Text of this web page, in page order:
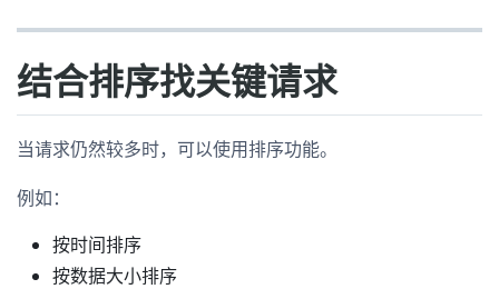
结合排序找关键请求
当请求仍然较多时，可以使用排序功能。
例如：
按时间排序
按数据大小排序